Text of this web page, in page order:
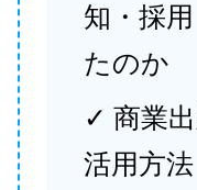
知・採
たのか
✓ 商業
活用方